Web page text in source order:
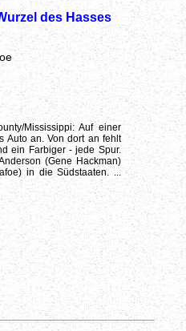
des Hasses
Mississippi: Auf einer
Auto an. Von dort an fehlt
ein Farbiger - jede Spur.
(Gene Hackman)
in die Südstaaten. ...